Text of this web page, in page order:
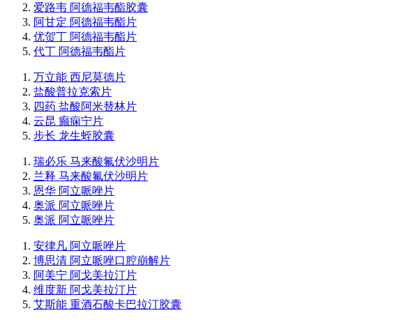
爱路韦 阿德福韦酯胶囊
阿甘定 阿德福韦酯片
优贺丁 阿德福韦酯片
代丁 阿德福韦酯片
万立能 西尼莫德片
盐酸普拉克索片
四药 盐酸阿米替林片
云昆 癫痫宁片
步长 龙生蛭胶囊
瑞必乐 马来酸氟伏沙明片
兰释 马来酸氟伏沙明片
恩华 阿立哌唑片
奥派 阿立哌唑片
奥派 阿立哌唑片
安律凡 阿立哌唑片
博思清 阿立哌唑口腔崩解片
阿美宁 阿戈美拉汀片
维度新 阿戈美拉汀片
艾斯能 重酒石酸卡巴拉汀胶囊